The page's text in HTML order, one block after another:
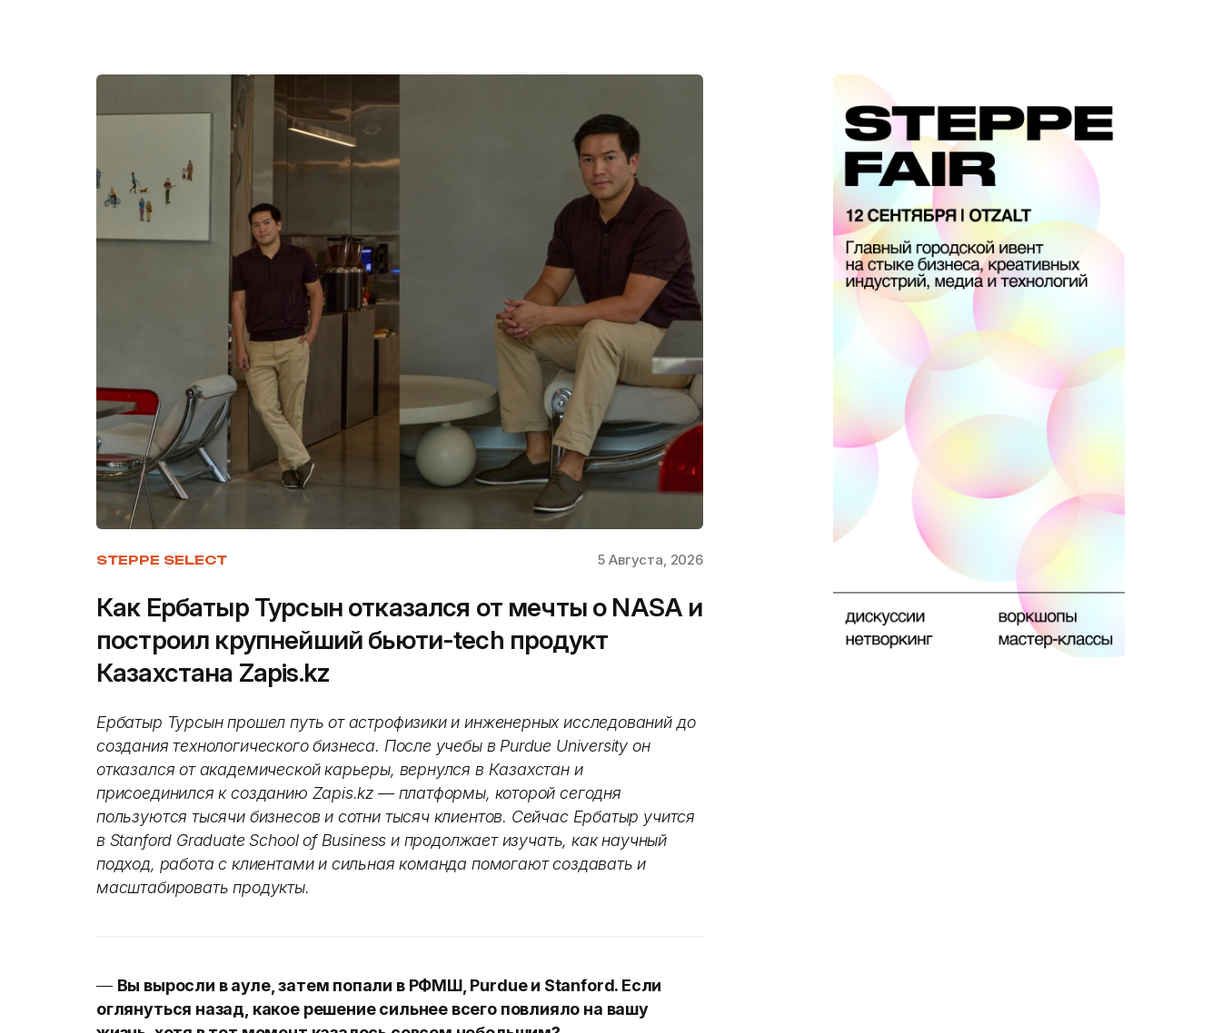
STEPPE SELECT 5 Августа, 2026
Как Ербатыр Турсын отказался от мечты о NASA и
построил крупнейший бьюти-tech продукт
Казахстана Zapis.kz
Ербатыр Турсын прошел путь от астрофизики и инженерных исследований до
создания технологического бизнеса. После учебы в Purdue University он
отказался от академической карьеры, вернулся в Казахстан и
присоединился к созданию Zapis.kz — платформы, которой сегодня
пользуются тысячи бизнесов и сотни тысяч клиентов. Сейчас Ербатыр учится
в Stanford Graduate School of Business и продолжает изучать, как научный
подход, работа с клиентами и сильная команда помогают создавать и
масштабировать продукты.
— Вы выросли в ауле, затем попали в РФМШ, Purdue и Stanford. Если
оглянуться назад, какое решение сильнее всего повлияло на вашу